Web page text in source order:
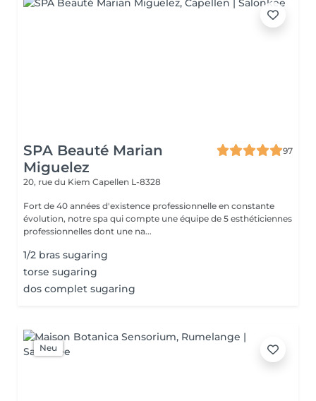
SPA Beauté Marian
Miguelez
97
20, rue du Kiem Capellen L-8328
Fort de 40 années d'existence professionnelle en constante
évolution, notre spa qui compte une équipe de 5 esthéticiennes
professionnelles dont une na...
1/2 bras sugaring
torse sugaring
dos complet sugaring
Neu